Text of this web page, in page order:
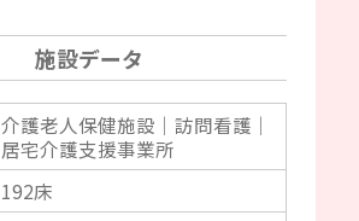
施設データ
介護老人保健施設｜訪問看護｜
居宅介護支援事業所
192床